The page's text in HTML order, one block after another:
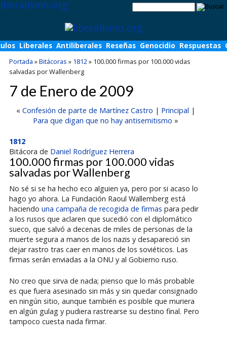
Liberales Antiliberales Reseñas Genocidio Respuestas
Portada »Bitácoras » 1812» 100.000 firmas por 100.000 vidas
salvadas por Wallenberg
7 de Enero de 2009
« Confesión de parte de Martínez Castro | Principal |
Para que digan que no hay antisemitismo »
1812
Bitácora de Daniel Rodríguez Herrera
100.000 firmas por 100.000 vidas
salvadas por Wallenberg
No sé si se ha hecho eco alguien ya, pero por si acaso lo
hago yo ahora. La Fundación Raoul Wallemberg está
haciendo una campaña de recogida de firmas para pedir
a los rusos que aclaren que sucedió con el diplomático
sueco, que salvó a decenas de miles de personas de la
muerte segura a manos de los nazis y desapareció sin
dejar rastro tras caer en manos de los soviéticos. Las
firmas serán enviadas a la ONU y al Gobierno ruso.
No creo que sirva de nada; pienso que lo más probable
es que fuera asesinado sin más y sin quedar consignado
en ningún sitio, aunque también es posible que muriera
en algún gulag y pudiera rastrearse su destino final. Pero
tampoco cuesta nada firmar.